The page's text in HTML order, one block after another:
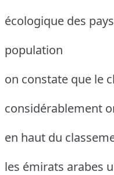
écologique des
population
on constate que le
considérablement
en haut du
les émirats arabes